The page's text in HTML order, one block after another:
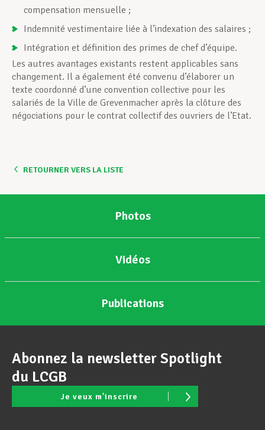
compensation mensuelle ;
Indemnité vestimentaire liée à l’indexation des salaires ;
Intégration et définition des primes de chef d’équipe.
Les autres avantages existants restent applicables sans
changement. Il a également été convenu d’élaborer un
texte coordonné d’une convention collective pour les
salariés de la Ville de Grevenmacher après la clôture des
négociations pour le contrat collectif des ouvriers de l’Etat.
RETOURNER VERS LA LISTE
Photos
Vidéos
Publications
Abonnez la newsletter Spotlight
du LCGB
Je veux m'inscrire